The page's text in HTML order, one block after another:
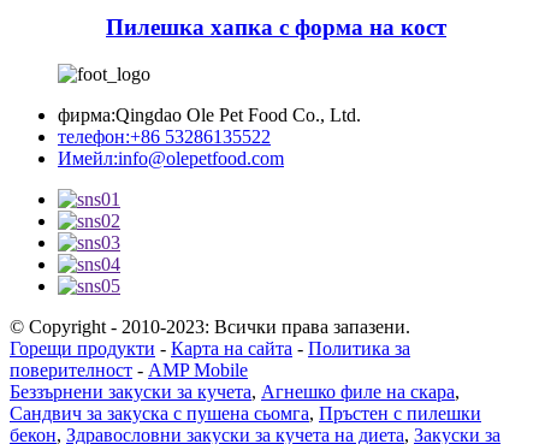
Пилешка хапка с форма на кост
фирма:Qingdao Ole Pet Food Co., Ltd.
телефон:+86 53286135522
Имейл:info@olepetfood.com
© Copyright - 2010-2023: Всички права запазени.
Горещи продукти - Карта на сайта - Политика за
поверителност - AMP Mobile
Беззърнени закуски за кучета, Агнешко филе на скара,
Сандвич за закуска с пушена сьомга, Пръстен с пилешки
бекон, Здравословни закуски за кучета на диета, Закуски за